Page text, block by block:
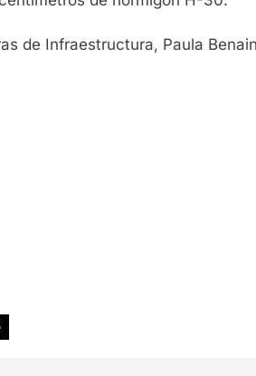
de Infraestructura, Paula